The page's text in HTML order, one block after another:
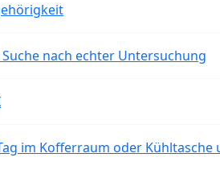
nach echter Untersuchung
im Kofferraum oder Kühltasche